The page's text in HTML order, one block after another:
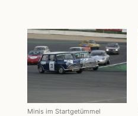
Minis im Startgetümmel